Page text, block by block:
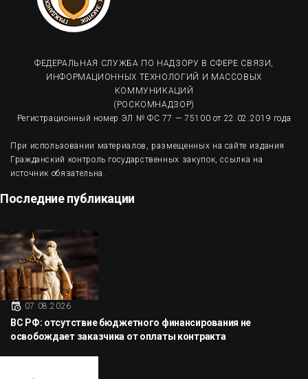
ФЕДЕРАЛЬНАЯ СЛУЖБА ПО НАДЗОРУ В СФЕРЕ СВЯЗИ,
ИНФОРМАЦИОННЫХ ТЕХНОЛОГИЙ И МАССОВЫХ
КОММУНИКАЦИЙ
(РОСКОМНАДЗОР)
Регистрационный номер ЭЛ № ФС 77 — 75100 от 22.02.2019 года
При использовании материалов, размещенных на сайте издания
Гражданский контроль государственных закупок, ссылка на
источник обязательна.
Последние публикации
07.08.2026
ВС РФ: отсутствие бюджетного финансирования не
освобождает заказчика от оплаты контракта